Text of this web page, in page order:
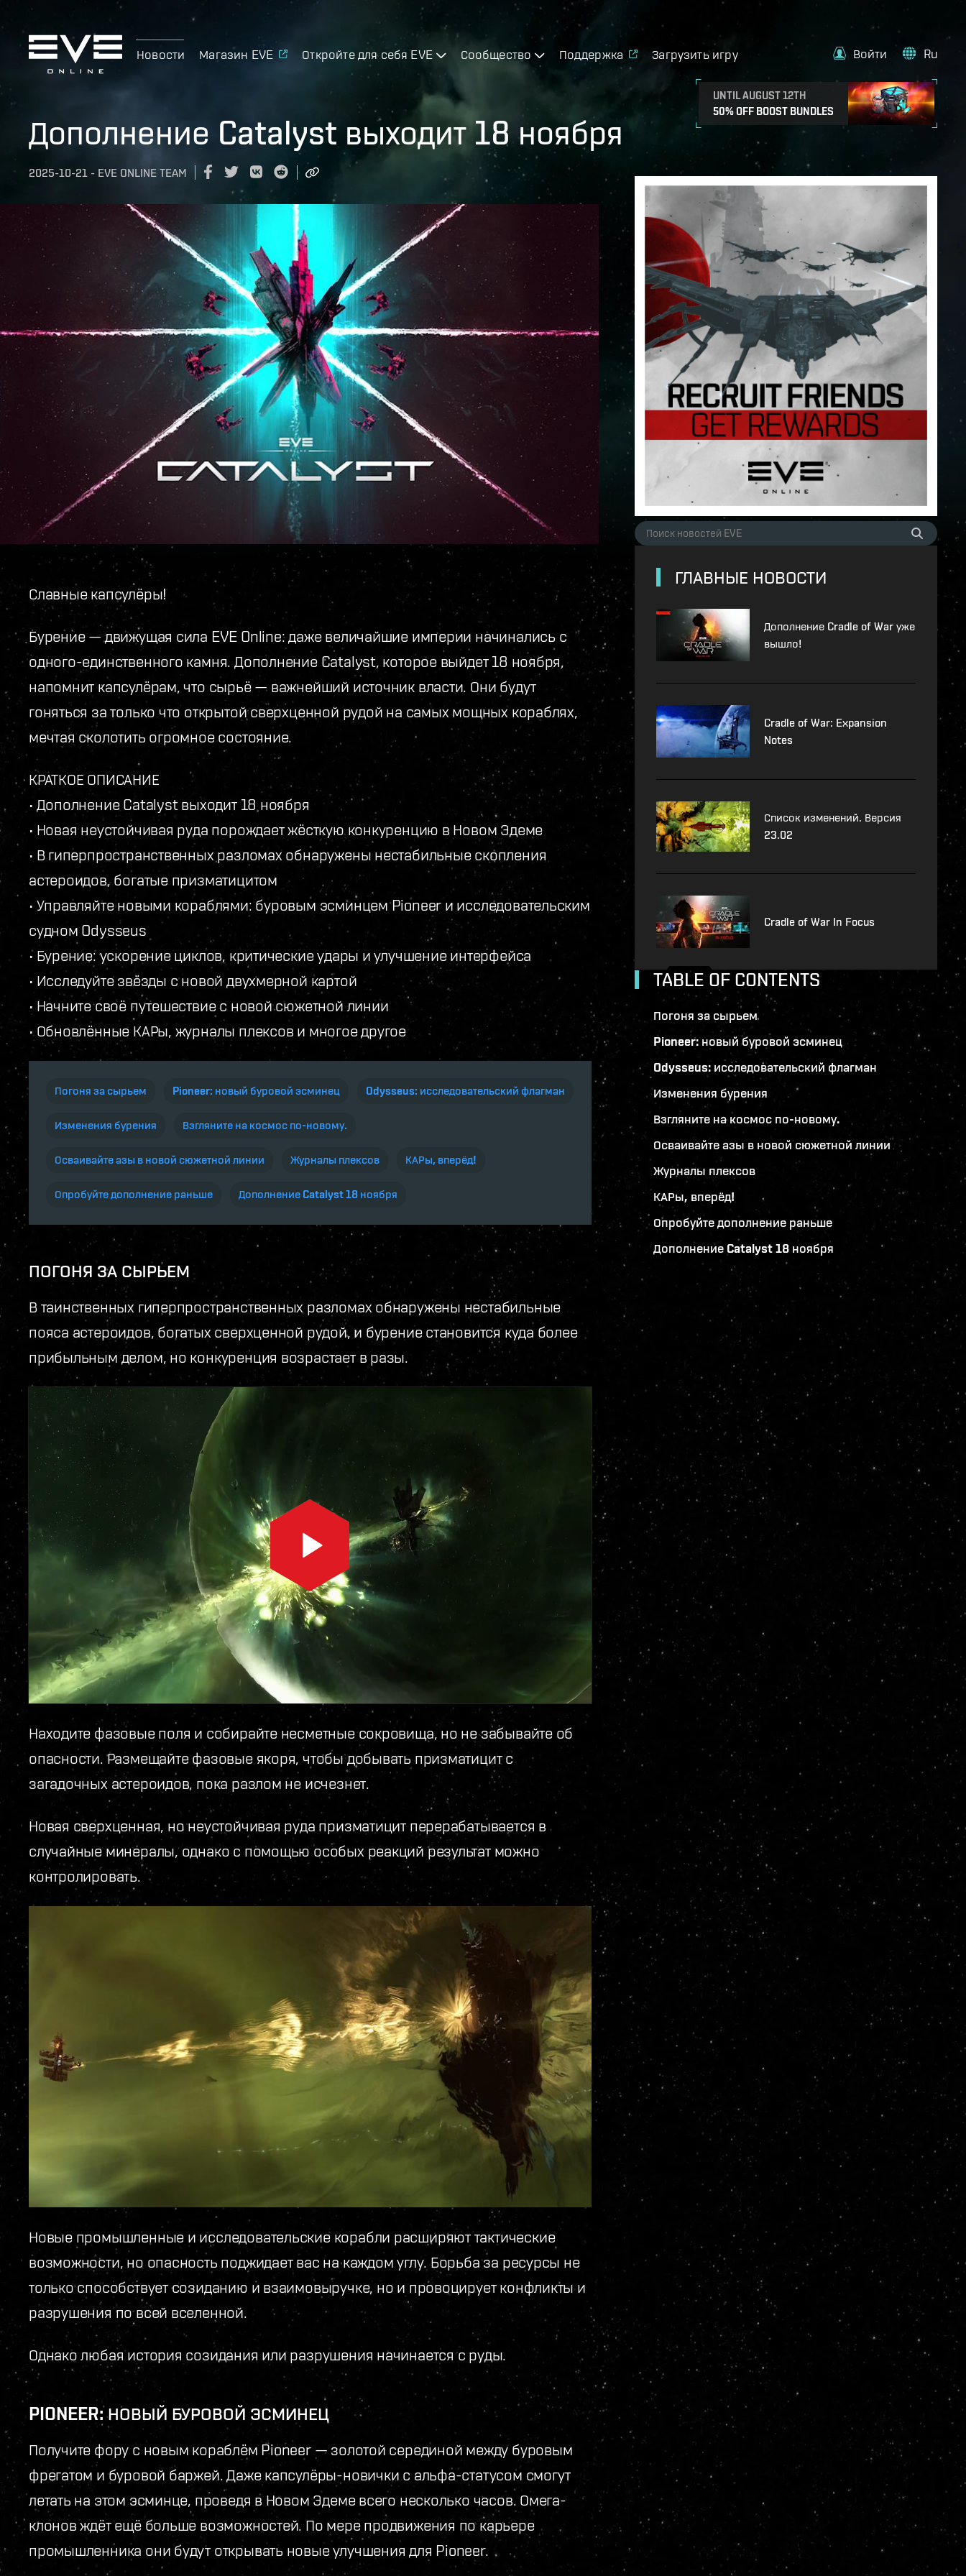
Новости Магазин EVE Откройте для себя EVE Сообщество Поддержка Загрузить игру
UNTIL AUGUST 12TH
50% OFF BOOST BUNDLES
Войти Ru
Дополнение Catalyst выходит 18 ноября
2025-10-21 - EVE ONLINE TEAM
Славные капсулёры!
Бурение — движущая сила EVE Online: даже величайшие империи начинались с
одного-единственного камня. Дополнение Catalyst, которое выйдет 18 ноября,
напомнит капсулёрам, что сырьё — важнейший источник власти. Они будут
гоняться за только что открытой сверхценной рудой на самых мощных кораблях,
мечтая сколотить огромное состояние.
КРАТКОЕ ОПИСАНИЕ
• Дополнение Catalyst выходит 18 ноября
• Новая неустойчивая руда порождает жёсткую конкуренцию в Новом Эдеме
• В гиперпространственных разломах обнаружены нестабильные скопления
астероидов, богатые призматицитом
• Управляйте новыми кораблями: буровым эсминцем Pioneer и исследовательским
судном Odysseus
• Бурение: ускорение циклов, критические удары и улучшение интерфейса
• Исследуйте звёзды с новой двухмерной картой
• Начните своё путешествие с новой сюжетной линии
• Обновлённые КАРы, журналы плексов и многое другое
Погоня за сырьем Pioneer: новый буровой эсминец Odysseus: исследовательский флагман
Изменения бурения Взгляните на космос по-новому.
Осваивайте азы в новой сюжетной линии Журналы плексов КАРы, вперёд!
Опробуйте дополнение раньше Дополнение Catalyst 18 ноября
ПОГОНЯ ЗА СЫРЬЕМ
В таинственных гиперпространственных разломах обнаружены нестабильные
пояса астероидов, богатых сверхценной рудой, и бурение становится куда более
прибыльным делом, но конкуренция возрастает в разы.
Находите фазовые поля и собирайте несметные сокровища, но не забывайте об
опасности. Размещайте фазовые якоря, чтобы добывать призматицит с
загадочных астероидов, пока разлом не исчезнет.
Новая сверхценная, но неустойчивая руда призматицит перерабатывается в
случайные минералы, однако с помощью особых реакций результат можно
контролировать.
Новые промышленные и исследовательские корабли расширяют тактические
возможности, но опасность поджидает вас на каждом углу. Борьба за ресурсы не
только способствует созиданию и взаимовыручке, но и провоцирует конфликты и
разрушения по всей вселенной.
Однако любая история созидания или разрушения начинается с руды.
PIONEER: НОВЫЙ БУРОВОЙ ЭСМИНЕЦ
Получите фору с новым кораблём Pioneer — золотой серединой между буровым
фрегатом и буровой баржей. Даже капсулёры-новички с альфа-статусом смогут
летать на этом эсминце, проведя в Новом Эдеме всего несколько часов. Омега-
клонов ждёт ещё больше возможностей. По мере продвижения по карьере
промышленника они будут открывать новые улучшения для Pioneer.
ГЛАВНЫЕ НОВОСТИ
Дополнение Cradle of War уже
вышло!
Cradle of War: Expansion
Notes
Список изменений. Версия
23.02
Cradle of War In Focus
TABLE OF CONTENTS
Погоня за сырьем
Pioneer: новый буровой эсминец
Odysseus: исследовательский флагман
Изменения бурения
Взгляните на космос по-новому.
Осваивайте азы в новой сюжетной линии
Журналы плексов
КАРы, вперёд!
Опробуйте дополнение раньше
Дополнение Catalyst 18 ноября